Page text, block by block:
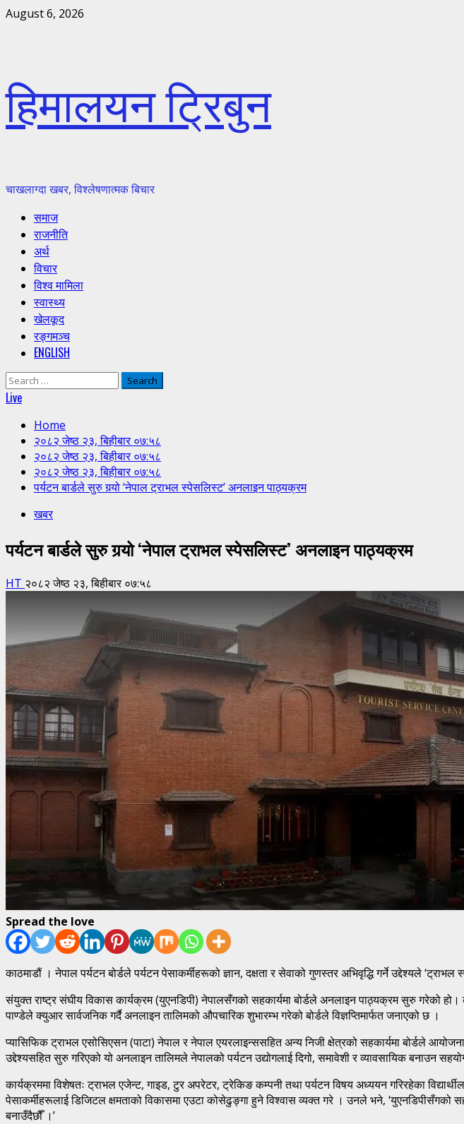
Skip
August 6, 2026
हिमालयन ट्रिबुन
चाखलाग्दा खबर, विश्लेषणात्मक बिचार
Primary
Menu
समाज
राजनीति
अर्थ
विचार
विश्व मामिला
स्वास्थ्य
खेलकूद
रङ्गमञ्च
ENGLISH
Search
for:
Live
Home
२०८२ जेष्ठ २३, बिहीबार ०७:५८
२०८२ जेष्ठ २३, बिहीबार ०७:५८
२०८२ जेष्ठ २३, बिहीबार ०७:५८
पर्यटन बार्डले सुरु गर्‍यो ‘नेपाल ट्राभल स्पेसलिस्ट’ अनलाइन पाठ्यक्रम
खबर
पर्यटन बार्डले सुरु गर्‍यो ‘नेपाल ट्राभल स्पेसलिस्ट’ अनलाइन पाठ्यक्रम
HT २०८२ जेष्ठ २३, बिहीबार ०७:५८
Spread the love
काठमाडौं । नेपाल पर्यटन बोर्डले पर्यटन पेसाकर्मीहरूको ज्ञान, दक्षता र सेवाको गुणस्तर अभिवृद्धि गर्ने उद्देश्यले
संयुक्त राष्ट्र संघीय विकास कार्यक्रम (युएनडिपी) नेपालसँगको सहकार्यमा बोर्डले अनलाइन पाठ्यक्रम सुरु गरेको
पाण्डेले क्युआर सार्वजनिक गर्दै अनलाइन तालिमको औपचारिक शुभारम्भ गरेको बोर्डले विज्ञप्तिमार्फत जनाएको छ ।
प्यासिफिक ट्राभल एसोसिएसन (पाटा) नेपाल र नेपाल एयरलाइन्ससहित अन्य निजी क्षेत्रको सहकार्यमा बोर्डले
उद्देश्यसहित सुरु गरिएको यो अनलाइन तालिमले नेपालको पर्यटन उद्योगलाई दिगो, समावेशी र व्यावसायिक बनाउन
कार्यक्रममा विशेषतः ट्राभल एजेन्ट, गाइड, टुर अपरेटर, ट्रेकिङ कम्पनी तथा पर्यटन विषय अध्ययन गरिरहेका
पेसाकर्मीहरूलाई डिजिटल क्षमताको विकासमा एउटा कोसेढुङ्गा हुने विश्वास व्यक्त गरे । उनले भने, ‘युएनडिपीसँगको
बनाउँदैछौँ ।’